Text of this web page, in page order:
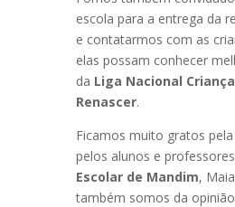
escola para a entrega da
e contatarmos com as
elas possam conhecer
da Liga Nacional
Renascer.
Ficamos muito gratos
pelos alunos e
Escolar de Mandim,
também somos da opinião